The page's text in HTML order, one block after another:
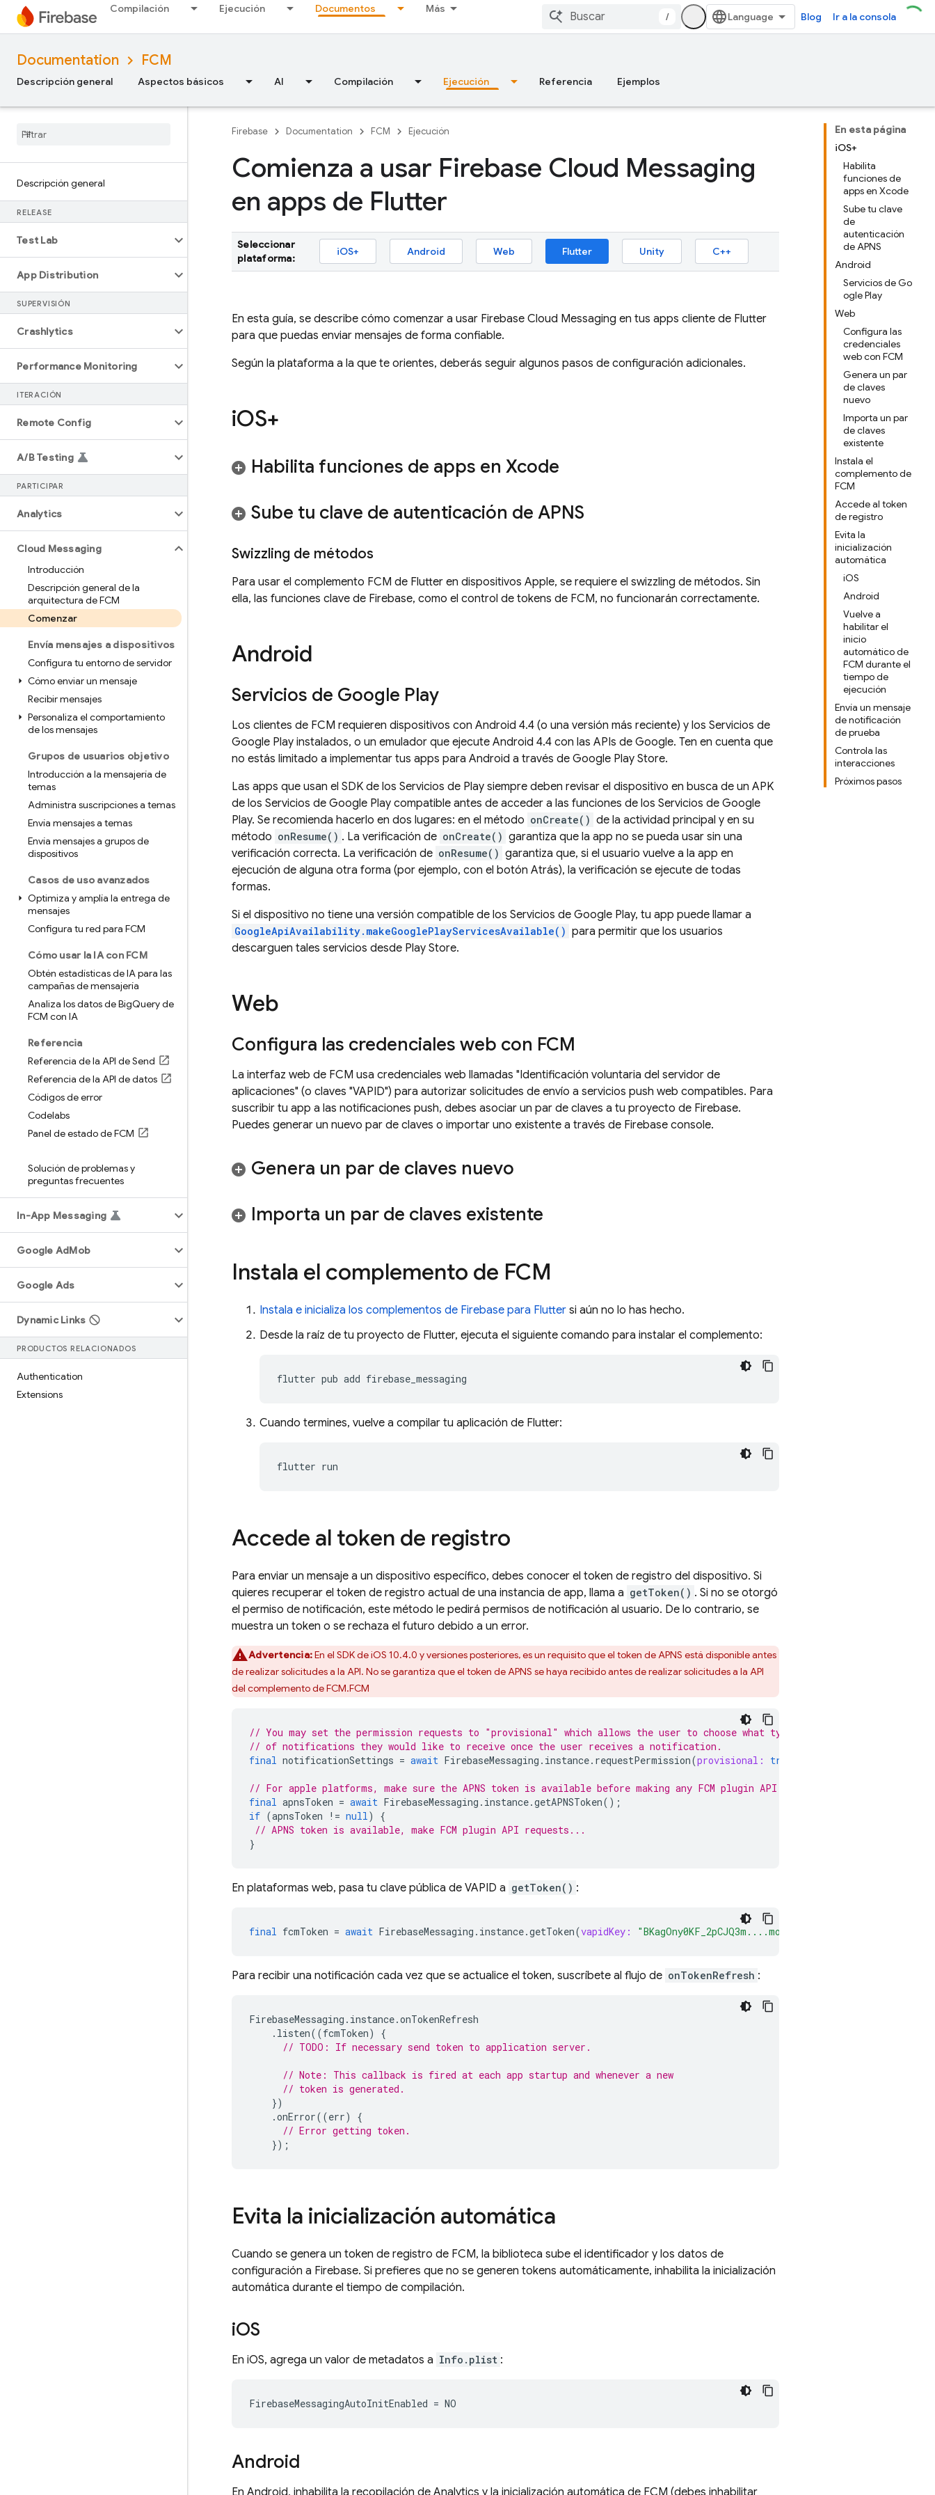
Compilación Ejecución Documentos Más
/ Blog Ir a la consola
Documentation FCM
Descripción general Aspectos básicos AI Compilación Ejecución Referencia Ejemplos
Descripción general
RELEASE
Test Lab
App Distribution
SUPERVISIÓN
Crashlytics
Performance Monitoring
ITERACIÓN
Remote Config
A/B Testing
PARTICIPAR
Analytics
Cloud Messaging
Introducción
Descripción general de la
arquitectura de FCM
Comenzar
Envía mensajes a dispositivos
Configura tu entorno de servidor
Cómo enviar un mensaje
Recibir mensajes
Personaliza el comportamiento
de los mensajes
Grupos de usuarios objetivo
Introducción a la mensajería de
temas
Administra suscripciones a temas
Envía mensajes a temas
Envía mensajes a grupos de
dispositivos
Casos de uso avanzados
Optimiza y amplía la entrega de
mensajes
Configura tu red para FCM
Cómo usar la IA con FCM
Obtén estadísticas de IA para las
campañas de mensajería
Analiza los datos de BigQuery de
FCM con IA
Referencia
Referencia de la API de Send
Referencia de la API de datos
Códigos de error
Codelabs
Panel de estado de FCM
Solución de problemas y
preguntas frecuentes
In-App Messaging
Google AdMob
Google Ads
Dynamic Links
PRODUCTOS RELACIONADOS
Authentication
Extensions
En esta página
iOS+
Habilita
funciones de
apps en Xcode
Sube tu clave
de
autenticación
de APNS
Android
Servicios de Go
ogle Play
Web
Configura las
credenciales
web con FCM
Genera un par
de claves
nuevo
Importa un par
de claves
existente
Instala el
complemento de
FCM
Accede al token
de registro
Evita la
inicialización
automática
iOS
Android
Vuelve a
habilitar el
inicio
automático de
FCM durante el
tiempo de
ejecución
Envía un mensaje
de notificación
de prueba
Controla las
interacciones
Próximos pasos
Firebase Documentation FCM Ejecución
Comienza a usar Firebase Cloud Messaging
en apps de Flutter
Seleccionar
plataforma:
iOS+ Android Web Flutter Unity C++
En esta guía, se describe cómo comenzar a usar Firebase Cloud Messaging en tus apps cliente de Flutter
para que puedas enviar mensajes de forma confiable.
Según la plataforma a la que te orientes, deberás seguir algunos pasos de configuración adicionales.
iOS+
Habilita funciones de apps en Xcode
Sube tu clave de autenticación de APNS
Swizzling de métodos
Para usar el complemento FCM de Flutter en dispositivos Apple, se requiere el swizzling de métodos. Sin
ella, las funciones clave de Firebase, como el control de tokens de FCM, no funcionarán correctamente.
Android
Servicios de Google Play
Los clientes de FCM requieren dispositivos con Android 4.4 (o una versión más reciente) y los Servicios de
Google Play instalados, o un emulador que ejecute Android 4.4 con las APIs de Google. Ten en cuenta que
no estás limitado a implementar tus apps para Android a través de Google Play Store.
Las apps que usan el SDK de los Servicios de Play siempre deben revisar el dispositivo en busca de un APK
de los Servicios de Google Play compatible antes de acceder a las funciones de los Servicios de Google
Play. Se recomienda hacerlo en dos lugares: en el método onCreate() de la actividad principal y en su
método onResume() . La verificación de onCreate() garantiza que la app no se pueda usar sin una
verificación correcta. La verificación de onResume() garantiza que, si el usuario vuelve a la app en
ejecución de alguna otra forma (por ejemplo, con el botón Atrás), la verificación se ejecute de todas
formas.
Si el dispositivo no tiene una versión compatible de los Servicios de Google Play, tu app puede llamar a
GoogleApiAvailability.makeGooglePlayServicesAvailable() para permitir que los usuarios
descarguen tales servicios desde Play Store.
Web
Configura las credenciales web con FCM
La interfaz web de FCM usa credenciales web llamadas "Identificación voluntaria del servidor de
aplicaciones" (o claves "VAPID") para autorizar solicitudes de envío a servicios push web compatibles. Para
suscribir tu app a las notificaciones push, debes asociar un par de claves a tu proyecto de Firebase.
Puedes generar un nuevo par de claves o importar uno existente a través de Firebase console.
Genera un par de claves nuevo
Importa un par de claves existente
Instala el complemento de FCM
Instala e inicializa los complementos de Firebase para Flutter si aún no lo has hecho.
Desde la raíz de tu proyecto de Flutter, ejecuta el siguiente comando para instalar el complemento:
flutter pub add
Cuando termines, vuelve a compilar tu aplicación de Flutter:
flutter
Accede al token de registro
Para enviar un mensaje a un dispositivo específico, debes conocer el token de registro del dispositivo. Si
quieres recuperar el token de registro actual de una instancia de app, llama a getToken() . Si no se otorgó
el permiso de notificación, este método le pedirá permisos de notificación al usuario. De lo contrario, se
muestra un token o se rechaza el futuro debido a un error.
Advertencia:En el SDK de iOS 10.4.0 y versiones posteriores, es un requisito que el token de APNS está disponible antes
de realizar solicitudes a la API. No se garantiza que el token de APNS se haya recibido antes de realizar solicitudes a la API
del complemento de FCM.FCM
// You may set the permission requests to "provisional" which allows the user to choose what type
// of notifications they would like to receive once the user receives a notification.
final notificationSettings = await FirebaseMessaging . instance. requestPermission(provisional: true
// For apple platforms, make sure the APNS token is available before making any FCM plugin API calls
final apnsToken = await FirebaseMessaging . instance.getAPNSToken();
if (apnsToken != null)
{
// APNS token is available, make FCM plugin API requests...
}
En plataformas web, pasa tu clave pública de VAPID a getToken() :
final fcmToken = await FirebaseMessaging . instance.getToken(vapidKey: "BKagOny0KF_2pCJQ3m....moL0ewzQ8rZu"
Para recibir una notificación cada vez que se actualice el token, suscríbete al flujo de onTokenRefresh :
FirebaseMessaging . instance.onTokenRefresh
. listen((fcmToken)
{
// TODO: If necessary send token to application server.
// Note: This callback is fired at each app startup and whenever a new
// token is generated.
})
.onError((err)
{
// Error getting token.
});
Evita la inicialización automática
Cuando se genera un token de registro de FCM, la biblioteca sube el identificador y los datos de
configuración a Firebase. Si prefieres que no se generen tokens automáticamente, inhabilita la inicialización
automática durante el tiempo de compilación.
iOS
En iOS, agrega un valor de metadatos a Info.plist :
Android
En Android, inhabilita la recopilación de Analytics y la inicialización automática de FCM (debes inhabilitar